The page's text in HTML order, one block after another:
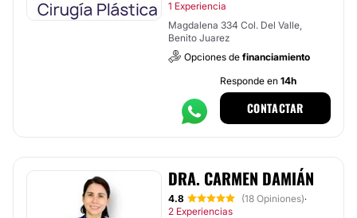
1 Experiencia
Magdalena 334 Col. Del Valle,
Benito Juarez
Opciones de financiamiento
Responde en 14h
CONTACTAR
DRA. CARMEN DAMIÁN
4.8 (18 Opiniones)·
2 Experiencias